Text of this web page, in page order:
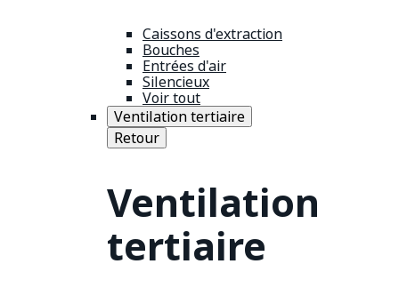
Caissons d'extraction
Bouches
Entrées d'air
Silencieux
Voir tout
Ventilation tertiaire
Retour
Ventilation
tertiaire